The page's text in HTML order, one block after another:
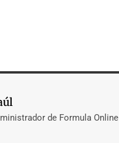
de Formula Online